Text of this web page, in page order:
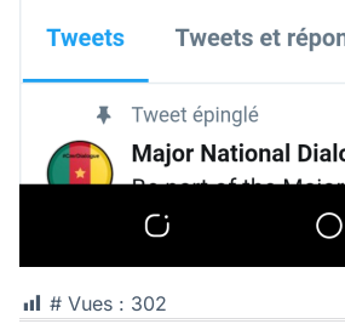
# Vues : 302